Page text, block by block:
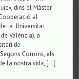
dins el Màster
al
la Universitat
València), a
de
Corrons, els
la nostra vida, […]